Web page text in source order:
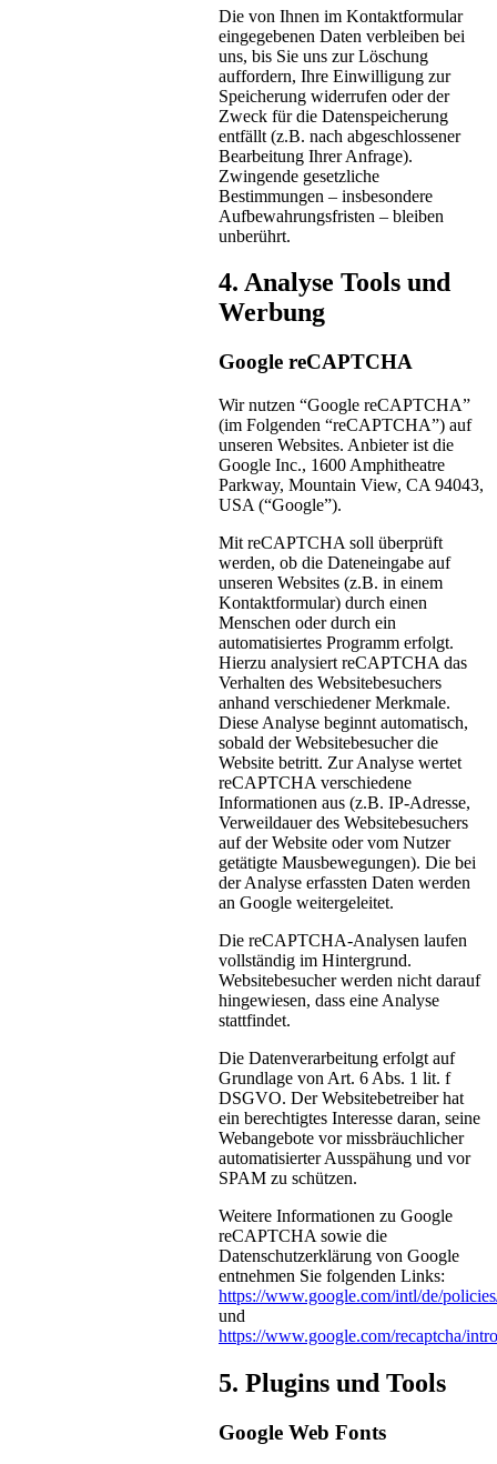
Die von Ihnen im Kontaktformular
eingegebenen Daten verbleiben bei
uns, bis Sie uns zur Löschung
auffordern, Ihre Einwilligung zur
Speicherung widerrufen oder der
Zweck für die Datenspeicherung
entfällt (z.B. nach abgeschlossener
Bearbeitung Ihrer Anfrage).
Zwingende gesetzliche
Bestimmungen – insbesondere
Aufbewahrungsfristen – bleiben
unberührt.
4. Analyse Tools und
Werbung
Google reCAPTCHA
Wir nutzen “Google reCAPTCHA”
(im Folgenden “reCAPTCHA”) auf
unseren Websites. Anbieter ist die
Google Inc., 1600 Amphitheatre
Parkway, Mountain View, CA 94043,
USA (“Google”).
Mit reCAPTCHA soll überprüft
werden, ob die Dateneingabe auf
unseren Websites (z.B. in einem
Kontaktformular) durch einen
Menschen oder durch ein
automatisiertes Programm erfolgt.
Hierzu analysiert reCAPTCHA das
Verhalten des Websitebesuchers
anhand verschiedener Merkmale.
Diese Analyse beginnt automatisch,
sobald der Websitebesucher die
Website betritt. Zur Analyse wertet
reCAPTCHA verschiedene
Informationen aus (z.B. IP-Adresse,
Verweildauer des Websitebesuchers
auf der Website oder vom Nutzer
getätigte Mausbewegungen). Die bei
der Analyse erfassten Daten werden
an Google weitergeleitet.
Die reCAPTCHA-Analysen laufen
vollständig im Hintergrund.
Websitebesucher werden nicht darauf
hingewiesen, dass eine Analyse
stattfindet.
Die Datenverarbeitung erfolgt auf
Grundlage von Art. 6 Abs. 1 lit. f
DSGVO. Der Websitebetreiber hat
ein berechtigtes Interesse daran, seine
Webangebote vor missbräuchlicher
automatisierter Ausspähung und vor
SPAM zu schützen.
Weitere Informationen zu Google
reCAPTCHA sowie die
Datenschutzerklärung von Google
entnehmen Sie folgenden Links:
https://www.google.com/intl/de/
und
https://www.google.com/recaptcha/
5. Plugins und Tools
Google Web Fonts